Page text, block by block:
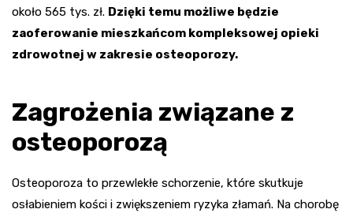
około 565 tys. zł. Dzięki temu możliwe będzie
zaoferowanie mieszkańcom kompleksowej opieki
zdrowotnej w zakresie osteoporozy.
Zagrożenia związane z
osteoporozą
Osteoporoza to przewlekłe schorzenie, które skutkuje
osłabieniem kości i zwiększeniem ryzyka złamań. Na chorobę